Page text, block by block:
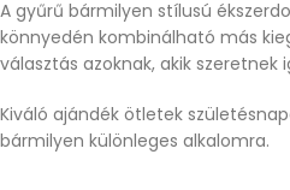
A gyűrű bármilyen stílusú
könnyedén kombinálható más
választás azoknak, akik
Kiváló ajándék ötletek
bármilyen különleges alkalomra.